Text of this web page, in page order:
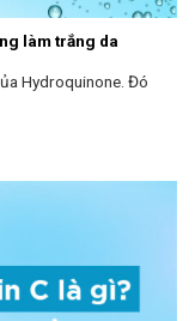
làm trắng da
Hydroquinone. Đó